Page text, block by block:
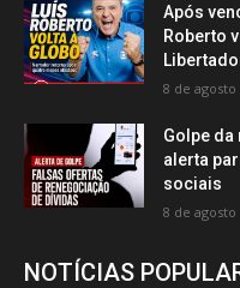
Após
Roberto
8 de agosto
Golpe
alerta
sociais
8 de agosto
NOTÍCIAS